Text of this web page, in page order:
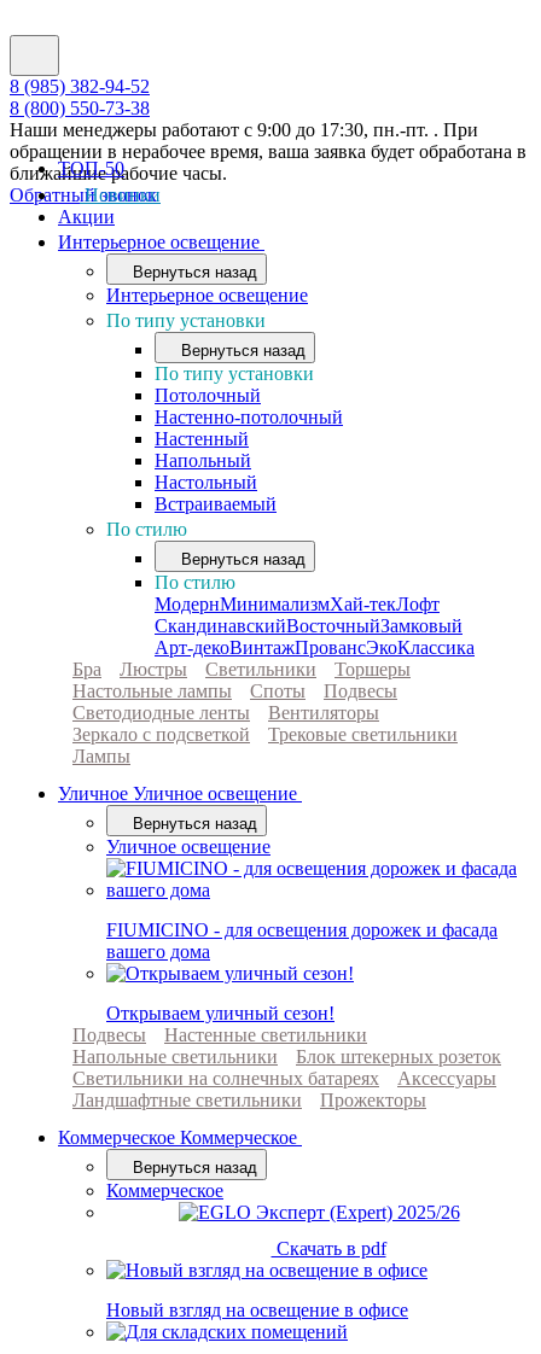
8 (985) 382-94-52
8 (800) 550-73-38
Наши менеджеры работают с 9:00 до 17:30, пн.-пт. . При
обращении в нерабочее время, ваша заявка будет обработана в
ближайшие рабочие часы.
Обратный звонок
ТОП-50
Новинки
Акции
Интерьерное освещение
Вернуться назад
Интерьерное освещение
По типу установки
Вернуться назад
По типу установки
Потолочный
Настенно-потолочный
Настенный
Напольный
Настольный
Встраиваемый
По стилю
Вернуться назад
По стилю
МодернМинимализмХай-текЛофт
СкандинавскийВосточныйЗамковый
Арт-декоВинтажПровансЭкоКлассика
Бра
Люстры Светильники
Торшеры
Настольные лампы
Споты
Подвесы
Светодиодные ленты
Вентиляторы
Зеркало с подсветкой
Трековые светильники
Лампы
Уличное Уличное освещение
Вернуться назад
Уличное освещение
FIUMICINO - для освещения дорожек и фасада
вашего дома
Открываем уличный сезон!
Подвесы
Настенные светильники
Напольные светильники
Блок штекерных розеток
Светильники на солнечных батареях
Аксессуары
Ландшафтные светильники
Прожекторы
Коммерческое Коммерческое
Вернуться назад
Коммерческое
Скачать в pdf
Новый взгляд на освещение в офисе